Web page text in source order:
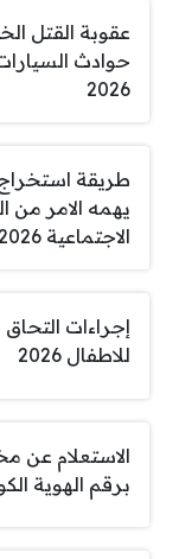
عقوبة القتل
حوادث
2026
طريقة
يهمه الامر من
الاجتماعية 2026
إجراءات
للاطفال 2026
الاستعلام عن
برقم الهوية الكويت